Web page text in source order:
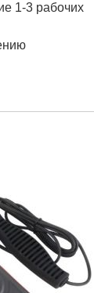
1-3 рабочих
мм